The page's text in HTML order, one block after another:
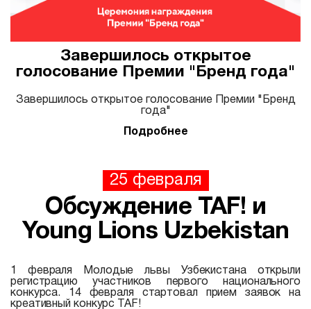
Завершилось открытое
голосование Премии "Бренд года"
Завершилось открытое голосование Премии "Бренд
года"
Подробнее
25 февраля
Обсуждение TAF! и
Young Lions Uzbekistan
1 февраля Молодые львы Узбекистана открыли
регистрацию участников первого национального
конкурса. 14 февраля стартовал прием заявок на
креативный конкурс TAF!